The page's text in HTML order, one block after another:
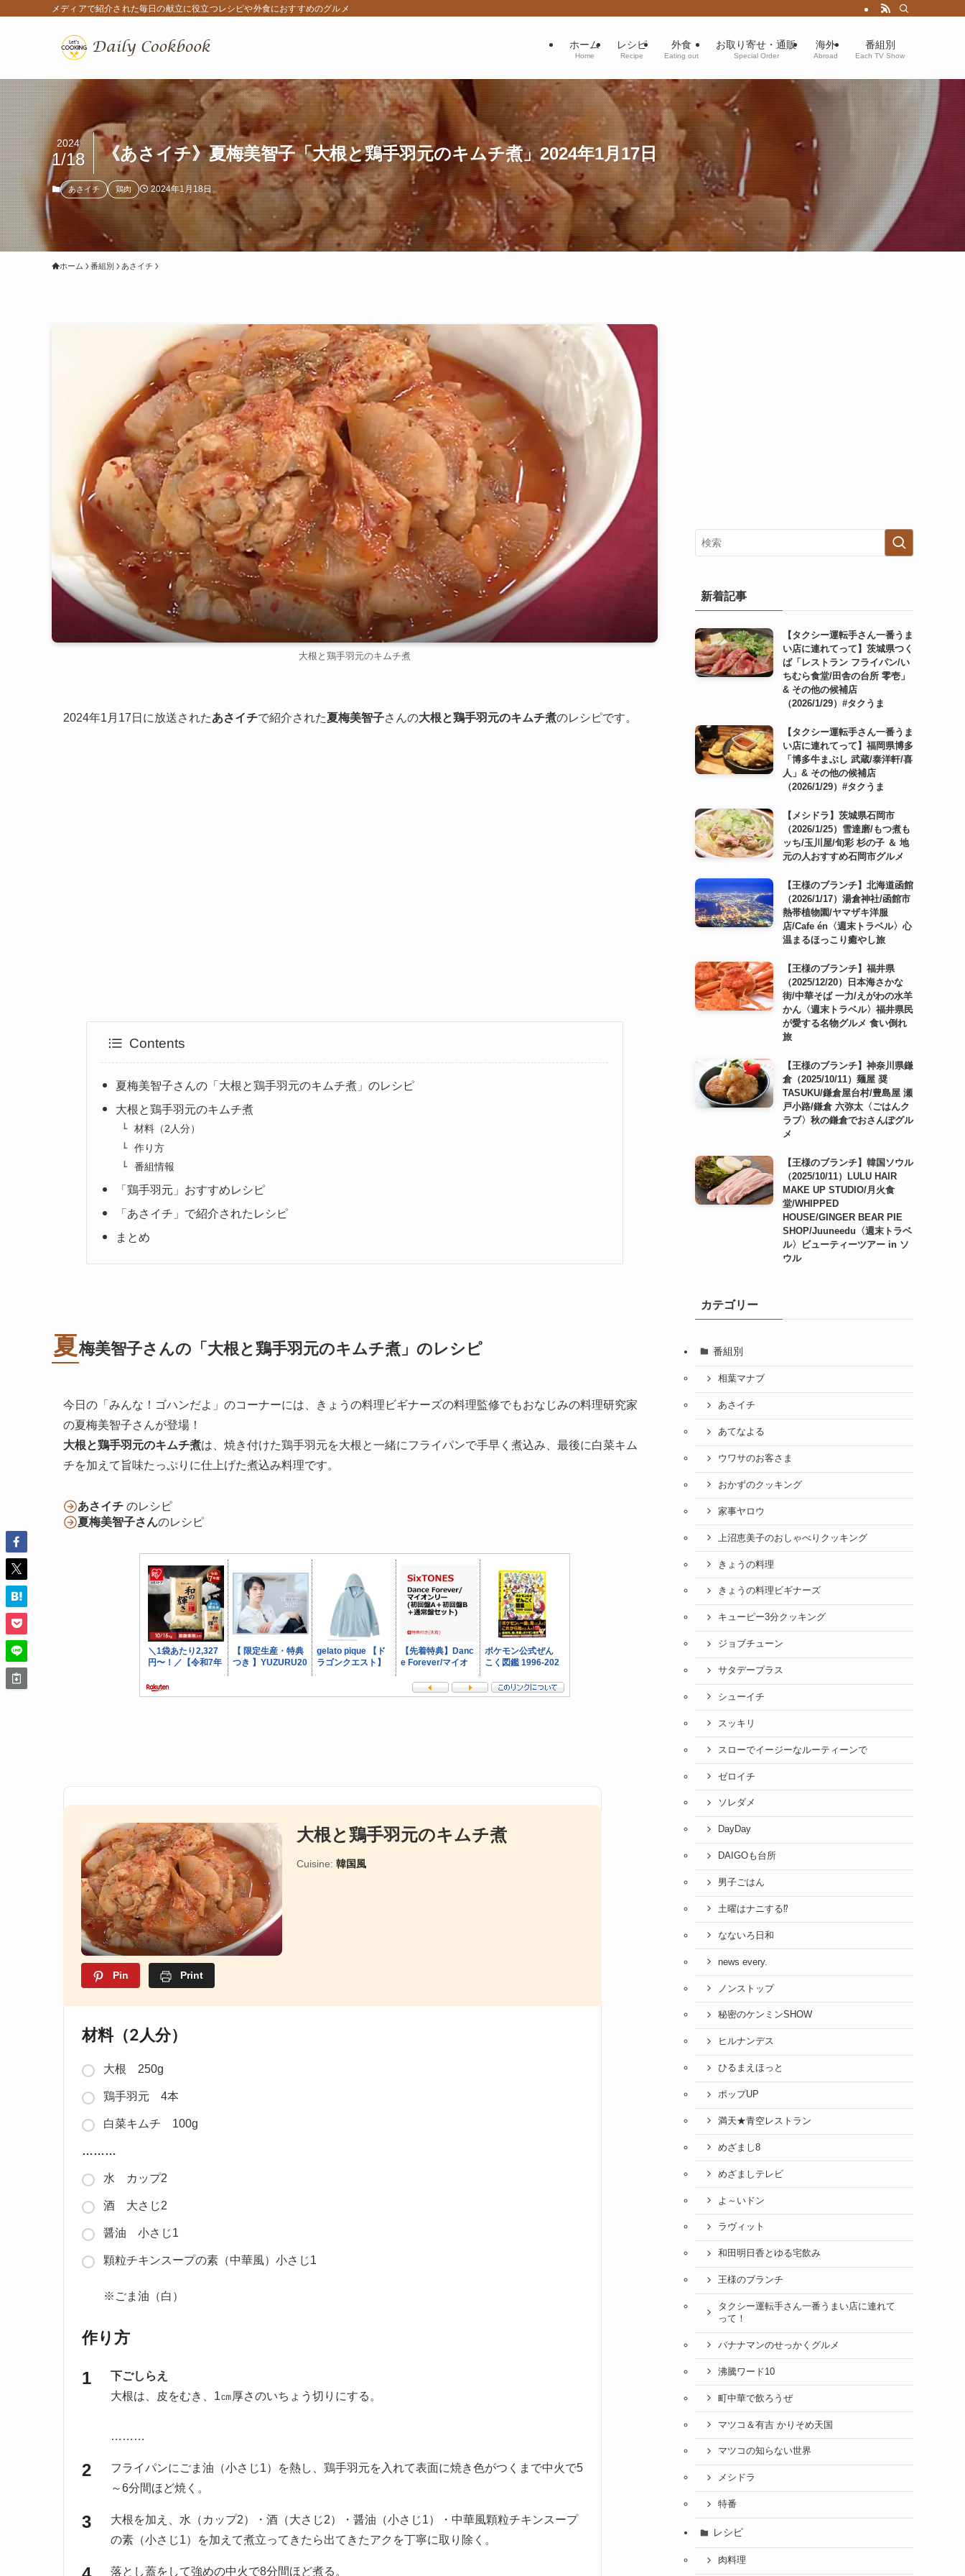
メディアで紹介された毎日の献立に役立つレシピや外食におすすめのグルメ
ホーム
Home
レシピ
Recipe
外食
Eating out
お取り寄せ・通販
Special Order
海外
Abroad
番組別
Each TV Show
《あさイチ》夏梅美智子「大根と鶏手羽元のキムチ煮」2024年1月17日
2024
1/18
あさイチ 鶏肉 2024年1月18日
ホーム 番組別 あさイチ
大根と鶏手羽元のキムチ煮
2024年1月17日に放送されたあさイチで紹介された夏梅美智子さんの大根と鶏手羽元のキムチ煮のレシピです。
Contents
夏梅美智子さんの「大根と鶏手羽元のキムチ煮」のレシピ
大根と鶏手羽元のキムチ煮
材料（2人分）
作り方
番組情報
「鶏手羽元」おすすめレシピ
「あさイチ」で紹介されたレシピ
まとめ
夏梅美智子さんの「大根と鶏手羽元のキムチ煮」のレシピ
今日の「みんな！ゴハンだよ」のコーナーには、きょうの料理ビギナーズの料理監修でもおなじみの料理研究家
の夏梅美智子さんが登場！
大根と鶏手羽元のキムチ煮は、焼き付けた鶏手羽元を大根と一緒にフライパンで手早く煮込み、最後に白菜キム
チを加えて旨味たっぷりに仕上げた煮込み料理です。
あさイチ のレシピ
夏梅美智子さんのレシピ
Pin Print
大根と鶏手羽元のキムチ煮
Cuisine: 韓国風
材料（2人分）
大根 250g
鶏手羽元 4本
白菜キムチ 100g
………
水 カップ2
酒 大さじ2
醤油 小さじ1
顆粒チキンスープの素（中華風）小さじ1
※ごま油（白）
作り方
下ごしらえ
大根は、皮をむき、1㎝厚さのいちょう切りにする。
………
フライパンにごま油（小さじ1）を熱し、鶏手羽元を入れて表面に焼き色がつくまで中火で5
～6分間ほど焼く。
大根を加え、水（カップ2）・酒（大さじ2）・醤油（小さじ1）・中華風顆粒チキンスープ
の素（小さじ1）を加えて煮立ってきたら出てきたアクを丁寧に取り除く。
落とし蓋をして強めの中火で8分間ほど煮る。
新着記事
【タクシー運転手さん一番うま
い店に連れてって】茨城県つく
ば「レストラン フライパン/い
ちむら食堂/田舎の台所 零壱」
& その他の候補店
（2026/1/29）#タクうま
【タクシー運転手さん一番うま
い店に連れてって】福岡県博多
「博多牛まぶし 武蔵/泰洋軒/喜
人」& その他の候補店
（2026/1/29）#タクうま
【メシドラ】茨城県石岡市
（2026/1/25）雪達磨/もつ煮も
ッち/玉川屋/旬彩 杉の子 ＆ 地
元の人おすすめ石岡市グルメ
【王様のブランチ】北海道函館
（2026/1/17）湯倉神社/函館市
熱帯植物園/ヤマザキ洋服
店/Cafe én〈週末トラベル〉心
温まるほっこり癒やし旅
【王様のブランチ】福井県
（2025/12/20）日本海さかな
街/中華そば 一力/えがわの水羊
かん〈週末トラベル〉福井県民
が愛する名物グルメ 食い倒れ
旅
【王様のブランチ】神奈川県鎌
倉（2025/10/11）麺屋 奨
TASUKU/鎌倉屋台村/豊島屋 瀬
戸小路/鎌倉 六弥太〈ごはんク
ラブ〉秋の鎌倉でおさんぽグル
メ
【王様のブランチ】韓国ソウル
（2025/10/11）LULU HAIR
MAKE UP STUDIO/月火食
堂/WHIPPED
HOUSE/GINGER BEAR PIE
SHOP/Juuneedu〈週末トラベ
ル〉ビューティーツアー in ソ
ウル
カテゴリー
番組別
相葉マナブ
あさイチ
あてなよる
ウワサのお客さま
おかずのクッキング
家事ヤロウ
上沼恵美子のおしゃべりクッキング
きょうの料理
きょうの料理ビギナーズ
キューピー3分クッキング
ジョブチューン
サタデープラス
シューイチ
スッキリ
スローでイージーなルーティーンで
ゼロイチ
ソレダメ
DayDay
DAIGOも台所
男子ごはん
土曜はナニする⁉
なないろ日和
news every.
ノンストップ
秘密のケンミンSHOW
ヒルナンデス
ひるまえほっと
ポップUP
満天★青空レストラン
めざまし8
めざましテレビ
よ～いドン
ラヴィット
和田明日香とゆる宅飲み
王様のブランチ
タクシー運転手さん一番うまい店に連れて
って！
バナナマンのせっかくグルメ
沸騰ワード10
町中華で飲ろうぜ
マツコ＆有吉 かりそめ天国
マツコの知らない世界
メシドラ
特番
レシピ
肉料理